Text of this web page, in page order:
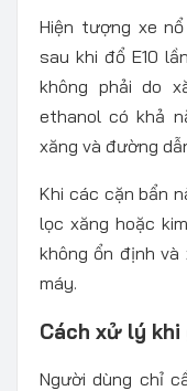
Hiện tượng xe
sau khi đổ E10
không phải do
ethanol có khả
xăng và đường
Khi các cặn bẩn
lọc xăng hoặc
không ổn định
máy.
Cách xử lý
Người dùng chỉ